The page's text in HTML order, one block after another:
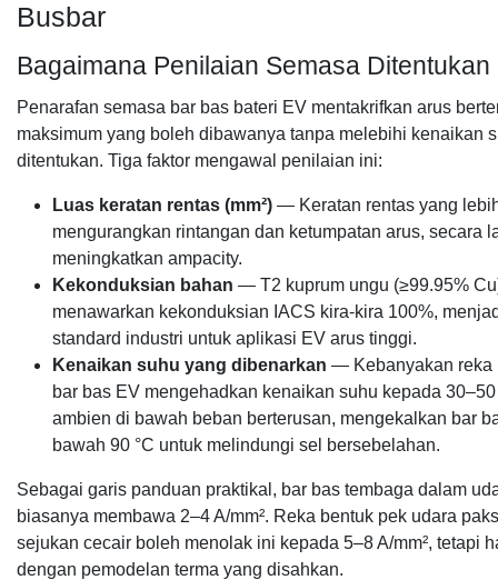
Busbar
Bagaimana Penilaian Semasa Ditentukan
Penarafan semasa bar bas bateri EV mentakrifkan arus
maksimum yang boleh dibawanya tanpa melebihi kenaikan
ditentukan. Tiga faktor mengawal penilaian ini:
Luas keratan rentas (mm²) — Keratan rentas yang
mengurangkan rintangan dan ketumpatan arus, secara
meningkatkan ampacity.
Kekonduksian bahan — T2 kuprum ungu (≥99.95%
menawarkan kekonduksian IACS kira-kira 100%,
standard industri untuk aplikasi EV arus tinggi.
Kenaikan suhu yang dibenarkan — Kebanyakan reka
bar bas EV mengehadkan kenaikan suhu kepada 30–50
ambien di bawah beban berterusan, mengekalkan bar
bawah 90 °C untuk melindungi sel bersebelahan.
Sebagai garis panduan praktikal, bar bas tembaga dalam
biasanya membawa 2–4 ​​A/mm². Reka bentuk pek udara
sejukan cecair boleh menolak ini kepada 5–8 A/mm², tetapi
dengan pemodelan terma yang disahkan.